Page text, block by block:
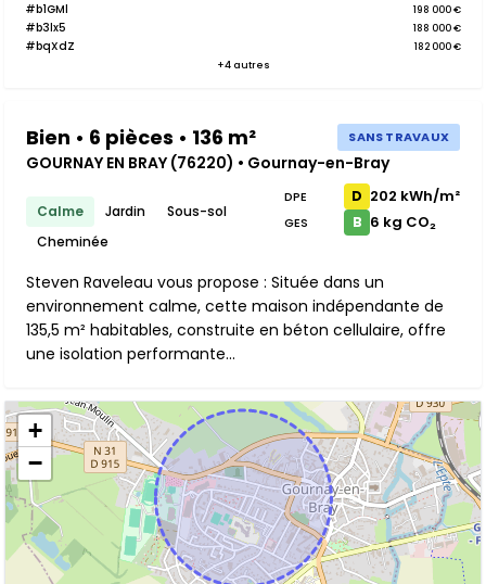
#b1GMl 198 000 €
#b3lx5 188 000 €
#bqXdZ
182 000 €
+4 autres
Bien • 6 pièces • 136 m² SANS TRAVAUX
GOURNAY EN BRAY (76220) • Gournay-en-Bray
Calme Jardin
Sous-sol
Cheminée
DPE D 202 kWh/m²
GES B 6 kg CO₂
Steven Raveleau vous propose : Située dans un
environnement calme, cette maison indépendante de
135,5 m² habitables, construite en béton cellulaire, offre
une isolation performante...
+
−